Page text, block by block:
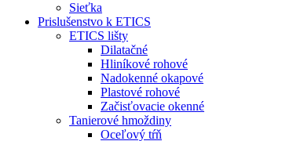
Sieťka
Prislušenstvo k ETICS
ETICS lišty
Dilatačné
Hliníkové rohové
Nadokenné okapové
Plastové rohové
Začisťovacie okenné
Tanierové hmoždiny
Oceľový tŕň